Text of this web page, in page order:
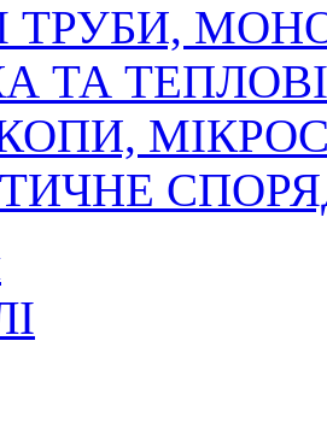
ТРУБИ,
ТА